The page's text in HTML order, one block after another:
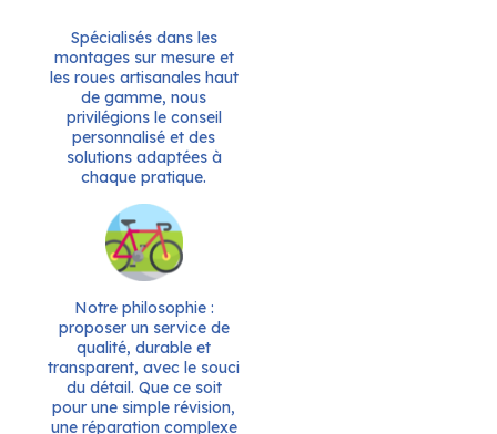
Spécialisés dans les
montages sur mesure et
les roues artisanales haut
de gamme, nous
privilégions le conseil
personnalisé et des
solutions adaptées à
chaque pratique.
Notre philosophie :
proposer un service de
qualité, durable et
transparent, avec le souci
du détail. Que ce soit
pour une simple révision,
une réparation complexe